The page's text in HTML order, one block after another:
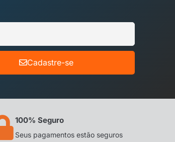
Cadastre-se
100% Seguro
Seus pagamentos estão seguros